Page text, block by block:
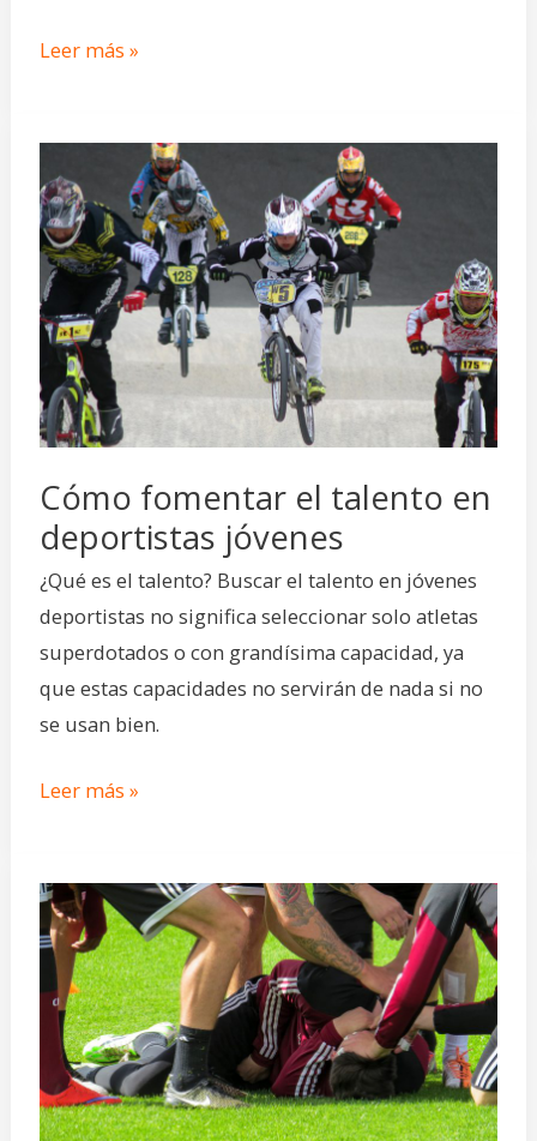
Leer más »
Cómo fomentar el talento en
deportistas jóvenes
¿Qué es el talento? Buscar el talento en jóvenes
deportistas no significa seleccionar solo atletas
superdotados o con grandísima capacidad, ya
que estas capacidades no servirán de nada si no
se usan bien.
fomentar
el
talento
en
deportistas
jóvenes
Leer más »
Salud
mental
en
el
deporte:
cuidar
la